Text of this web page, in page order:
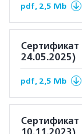
pdf, 2,5 Mb
Сертификат
24.05.2025)
pdf, 2,5 Mb
Сертификат